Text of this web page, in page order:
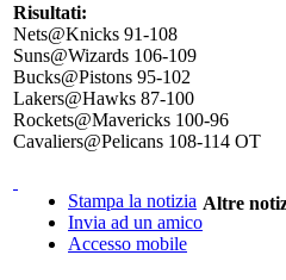
Risultati:
Nets@Knicks 91-108
Suns@Wizards 106-109
Bucks@Pistons 95-102
Lakers@Hawks 87-100
Rockets@Mavericks 100-96
Cavaliers@Pelicans 108-114 OT
Stampa la notizia
Invia ad un amico
Accesso mobile
Altre